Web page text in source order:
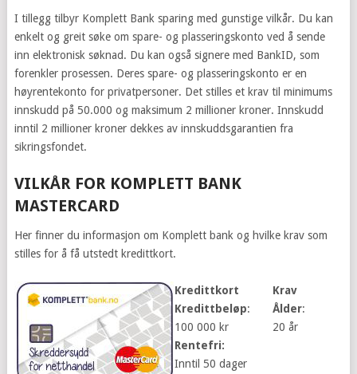
I tillegg tilbyr Komplett Bank sparing med gunstige vilkår. Du kan
enkelt og greit søke om spare- og plasseringskonto ved å sende
inn elektronisk søknad. Du kan også signere med BankID, som
forenkler prosessen. Deres spare- og plasseringskonto er en
høyrentekonto for privatpersoner. Det stilles et krav til minimums
innskudd på 50.000 og maksimum 2 millioner kroner. Innskudd
inntil 2 millioner kroner dekkes av innskuddsgarantien fra
sikringsfondet.
VILKÅR FOR KOMPLETT BANK
MASTERCARD
Her finner du informasjon om Komplett bank og hvilke krav som
stilles for å få utstedt kredittkort.
Kredittkort
Kredittbeløp:
100 000 kr
Rentefri:
Inntil 50 dager
Krav
Ålder:
20 år